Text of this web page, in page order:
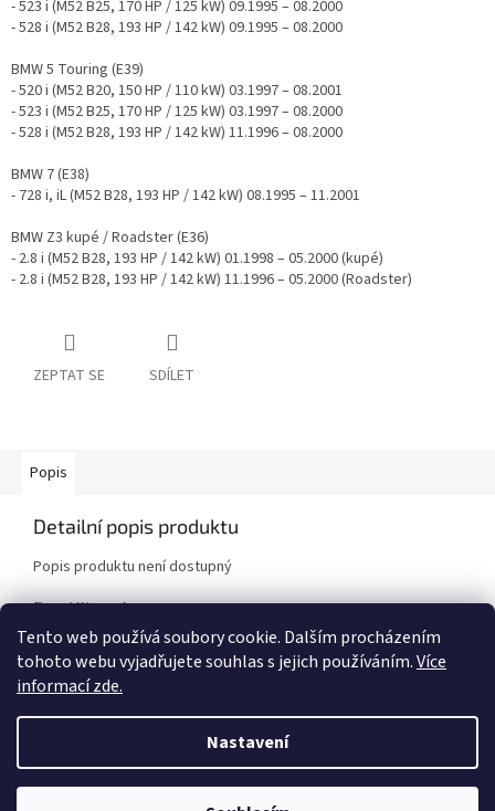
Tento web používá soubory cookie. Dalším procházením
tohoto webu vyjadřujete souhlas s jejich používáním.Více
informací zde.
Nastavení
- 523 i (M52 B25, 170 HP / 125 kW) 09.1995 – 08.2000
- 528 i (M52 B28, 193 HP / 142 kW) 09.1995 – 08.2000
BMW 5 Touring (E39)
- 520 i (M52 B20, 150 HP / 110 kW) 03.1997 – 08.2001
- 523 i (M52 B25, 170 HP / 125 kW) 03.1997 – 08.2000
- 528 i (M52 B28, 193 HP / 142 kW) 11.1996 – 08.2000
BMW 7 (E38)
- 728 i, iL (M52 B28, 193 HP / 142 kW) 08.1995 – 11.2001
BMW Z3 kupé / Roadster (E36)
- 2.8 i (M52 B28, 193 HP / 142 kW) 01.1998 – 05.2000 (kupé)
- 2.8 i (M52 B28, 193 HP / 142 kW) 11.1996 – 05.2000 (Roadster)
ZEPTAT SE SDÍLET
Popis
Detailní popis produktu
Popis produktu není dostupný
Doplňkové parametry
Kategorie:
Motor
Značka vozidla:
BMW